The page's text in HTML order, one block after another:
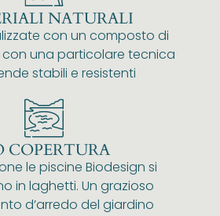
NATURALI
con un composto di
con una particolare tecnica
stabili e resistenti
COPERTURA
le piscine Biodesign si
in laghetti. Un grazioso
d’arredo del giardino